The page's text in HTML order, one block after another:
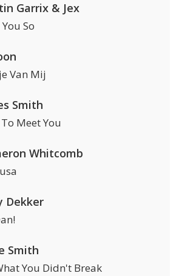
Garrix & Jex
So
Van Mij
Smith
Meet You
Whitcomb
Dekker
Smith
You Didn't Break